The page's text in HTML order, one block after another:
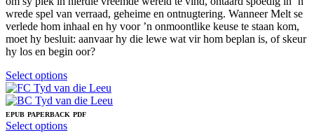
product
page
wrede spel van verraad, geheime en ontnugtering. Wanneer Melt se
verlede hom inhaal en hy voor ’n onmoontlike keuse te staan kom,
moet hy besluit: aanvaar hy die lewe wat vir hom beplan is, of skeur
hy los en begin oor?
Select optionsThis
product
has
multiple
variants.
EPUB PAPERBACK PDF
Select optionsThis